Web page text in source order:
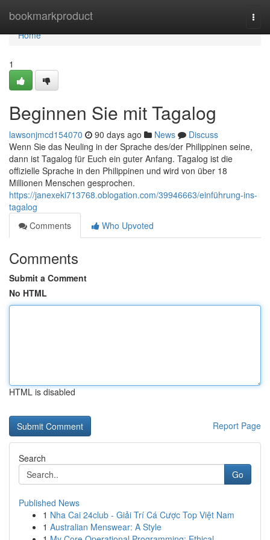
bookmarkproduct
Home
Home
1
Beginnen Sie mit Tagalog
lawsonjmcd154070 90 days ago News
Discuss
Wenn Sie das Neuling in der Sprache des/der Philippinen seine,
dann ist Tagalog für Euch ein guter Anfang. Tagalog ist die
offizielle Sprache in den Philippinen und wird von über 18
Millionen Menschen gesprochen.
https://janexeki713768.oblogation.com/39946663/einführung-ins-
tagalog
Comments
Who Upvoted
Comments
Submit a Comment
No HTML
HTML is disabled
Report Page
Search
Go
Published News
1 Nha Cai 24club - Giải Trí Cá Cược Top Việt Nam
1 Australian Menswear: A Style